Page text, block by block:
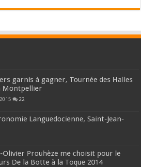
garnis à gagner, Tournée des Halles
Montpellier
22
Languedocienne, Saint-Jean-
Olivier Prouhèze me choisit pour le
De la Botte à la Toque 2014